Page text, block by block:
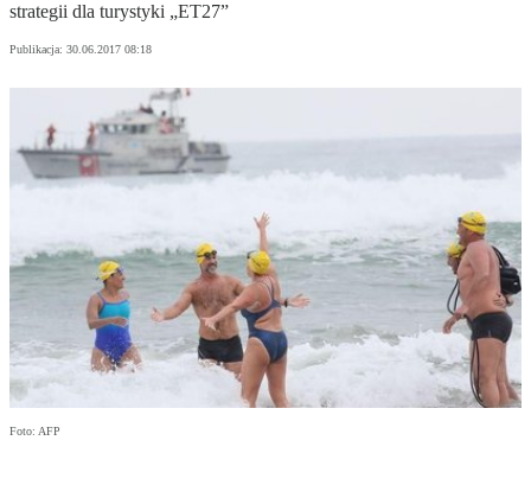
strategii dla turystyki „ET27”
Publikacja: 30.06.2017 08:18
Foto: AFP